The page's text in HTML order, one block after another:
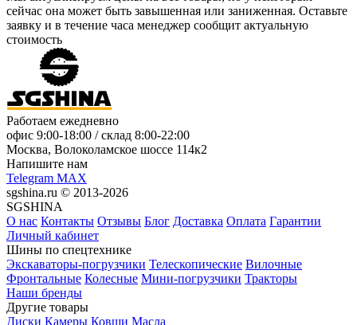
сейчас она может быть завышенная или заниженная. Оставьте
заявку и в течение часа менеджер сообщит актуальную
стоимость
Работаем ежедневно
офис 9:00-18:00 / склад 8:00-22:00
Москва, Волоколамское шоссе 114к2
Напишите нам
Telegram MAX
sgshina.ru © 2013-2026
SGSHINA
О нас Контакты Отзывы Блог Доставка Оплата Гарантии
Личный кабинет
Шины по спецтехнике
Экскаваторы-погрузчики Телескопические Вилочные
Фронтальные Колесные Мини-погрузчики Тракторы
Наши бренды
Другие товары
Диски Камеры Ковши Масла